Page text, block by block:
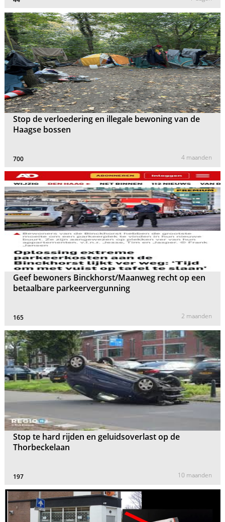
Stop de verloedering en illegale bewoning van de
Haagse bossen
700 4 maanden
Geef bewoners Binckhorst/Maanweg recht op een
betaalbare parkeervergunning
165 2 maanden
Stop te hard rijden en geluidsoverlast op de
Thorbeckelaan
197 10 maanden